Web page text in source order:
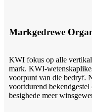
Markgedrewe
KWI fokus op alle
mark. KWI-
voorpunt van die bedryf.
voortdurend
besighede meer